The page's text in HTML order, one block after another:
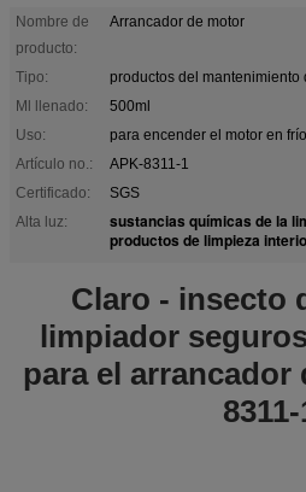
Nombre de
producto:
Arrancador de motor
Tipo:
productos del mantenimiento
Ml llenado:
500ml
Uso:
para encender el motor en frío
Artículo no.:
APK-8311-1
Certificado:
SGS
Alta luz:
sustancias químicas de la
productos de limpieza
Claro - insecto
limpiador
para el arrancador